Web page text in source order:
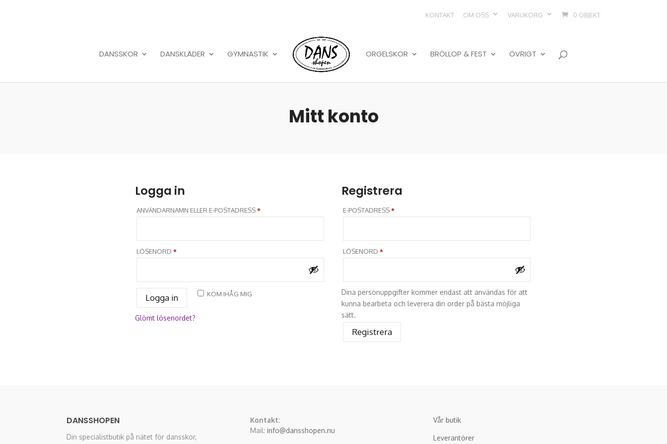
KONTAKT OM OSS VARUKORG 0 OBJEKT
DANSSKOR DANSKLÄDER GYMNASTIK ORGELSKOR BRÖLLOP & FEST ÖVRIGT
Mitt konto
Logga in
ANVÄNDARNAMN ELLER E-POSTADRESS*OBLIGATORISKT
LÖSENORD *OBLIGATORISKT
KOM IHÅG MIG
Logga in
Glömt lösenordet?
Registrera
E-POSTADRESS*OBLIGATORISKT
LÖSENORD *OBLIGATORISKT
Dina personuppgifter kommer endast att användas för att
kunna bearbeta och leverera din order på bästa möjliga
sätt.
Registrera
DANSSHOPEN
Din specialistbutik på nätet för dansskor,
Kontakt:
Mail: info@dansshopen.nu
Vår butik
Leverantörer